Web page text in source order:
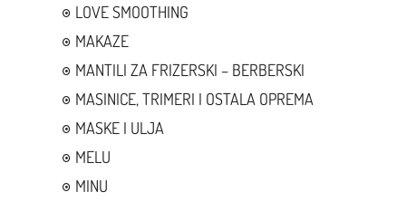
LOVE SMOOTHING
MAKAZE
MANTILI ZA FRIZERSKI – BERBERSKI
MASINICE, TRIMERI I OSTALA OPREMA
MASKE I ULJA
MELU
MINU